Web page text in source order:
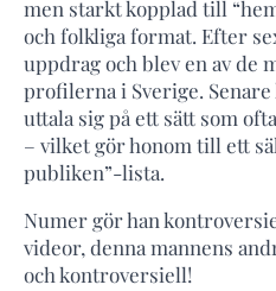
men starkt kopplad till
och folkliga format. Efter
uppdrag och blev en av de
profilerna i Sverige.
uttala sig på ett sätt som
– vilket gör honom till ett
publiken”-lista.
Numer gör han
videor, denna mannens
och kontroversiell!